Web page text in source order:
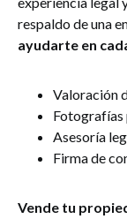
respaldo de una
ayudarte en
Valoración
Fotografías
Asesoría
Firma de
Vende tu